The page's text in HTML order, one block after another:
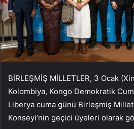
BİRLEŞMİŞ MİLLETLER, 3 Ocak
Kolombiya, Kongo Demokratik
Liberya cuma günü Birleşmiş
Konseyi’nin geçici üyeleri olarak